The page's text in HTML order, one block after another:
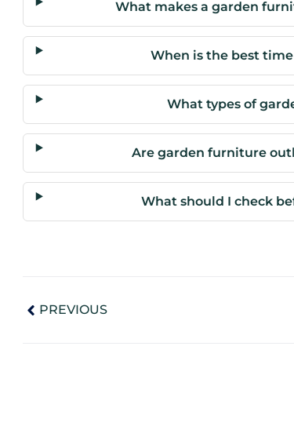
What makes a garden
When is the best
What types of
Are garden furniture
What should I check
PREVIOUS